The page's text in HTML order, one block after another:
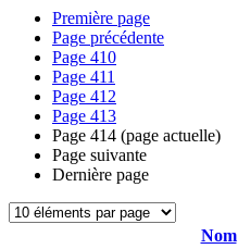
Première page
Page précédente
Page 410
Page 411
Page 412
Page 413
Page 414 (page actuelle)
Page suivante
Dernière page
Nom